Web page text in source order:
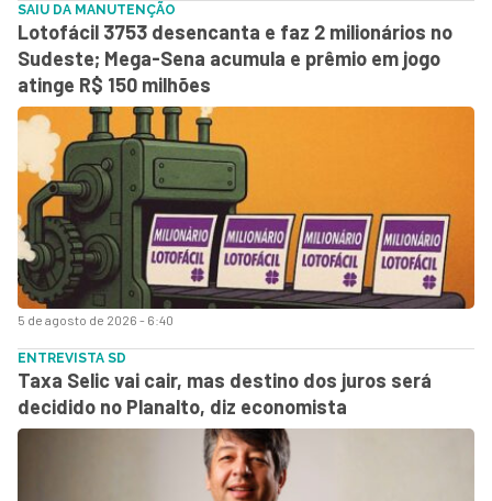
5 de agosto de 2026 - 6:40
SAIU DA MANUTENÇÃO
Lotofácil 3753 desencanta e faz 2 milionários no
Sudeste; Mega-Sena acumula e prêmio em jogo
atinge R$ 150 milhões
ENTREVISTA SD
Taxa Selic vai cair, mas destino dos juros será
decidido no Planalto, diz economista